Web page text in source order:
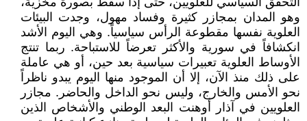
وهو المدان بمجازر كثيرة وفساد مهول، وجدت البيئات
العلوية نفسها مقطوعة الرأس سياسياً. وهي اليوم الأشد
انكشافاً في سورية والأكثر تعرضاً للاستباحة. ربما تنتج
الأوساط العلوية تعبيرات سياسية بعد حين، أو هي عاملة
على ذلك منذ الآن، إلا أن الموجود منها اليوم يبدو ناظراً
نحو الأمس والخارج، وليس نحو الداخل والحاضر. مجازر
العلويين في آذار أوهنت البعد الوطني والأشخاص الذين